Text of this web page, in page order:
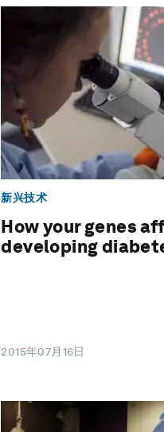
新兴技术
How your genes
developing
2015年07月16日